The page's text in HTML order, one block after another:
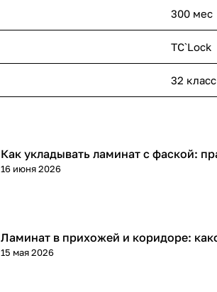
300 мес
TC`Lock
32 класс
Напольные покрытия
Как укладывать ламинат с фаской:
16 июня 2026
Напольные покрытия
Ламинат в прихожей и коридоре:
15 мая 2026